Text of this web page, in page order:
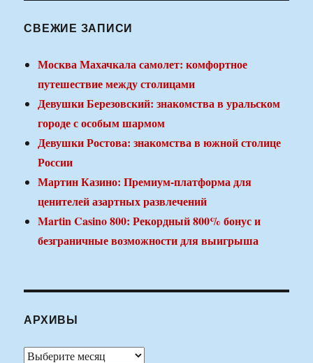
СВЕЖИЕ ЗАПИСИ
Москва Махачкала самолет: комфортное
путешествие между столицами
Девушки Березовский: знакомства в уральском
городе с особым шармом
Девушки Ростова: знакомства в южной столице
России
Мартин Казино: Премиум-платформа для
ценителей азартных развлечений
Martin Casino 800: Рекордный 800% бонус и
безграничные возможности для выигрыша
АРХИВЫ
Архивы